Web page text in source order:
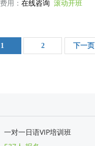
费用： 在线咨询 滚动开班
1 2 下一页
一对一日语VIP培训班